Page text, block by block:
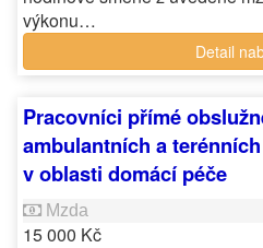
výkonu…
Detail
Pracovníci přímé
ambulantních a
v oblasti domácí péče
15 000 Kč